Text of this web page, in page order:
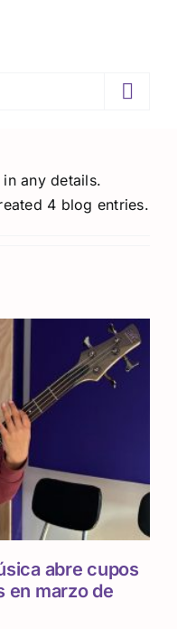
any details.
4 blog entries.
abre cupos
en marzo de